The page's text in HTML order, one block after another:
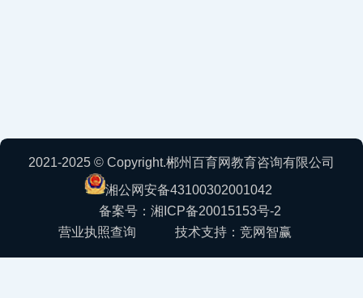
2021-2025 © Copyright.郴州百育网教育咨询有限公司
湘公网安备43100302001042
备案号：湘ICP备20015153号-2
营业执照查询 技术支持：竞网智赢